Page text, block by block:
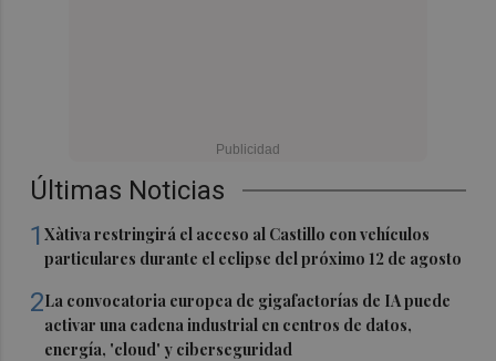
Últimas Noticias
1Xàtiva restringirá el acceso al Castillo con vehículos
particulares durante el eclipse del próximo 12 de agosto
2La convocatoria europea de gigafactorías de IA puede
activar una cadena industrial en centros de datos,
energía, 'cloud' y ciberseguridad